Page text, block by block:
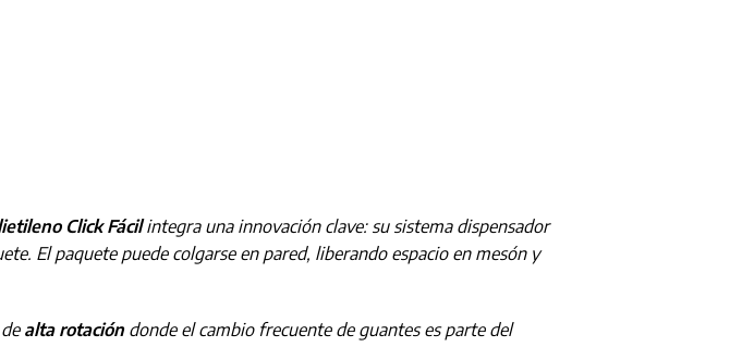
Click Fácilintegra una innovación clave: su sistema dispensador
El paquete puede colgarse en pared, liberando espacio en mesón y
alta rotacióndonde el cambio frecuente de guantes es parte del